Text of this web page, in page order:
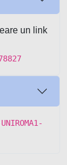
un link